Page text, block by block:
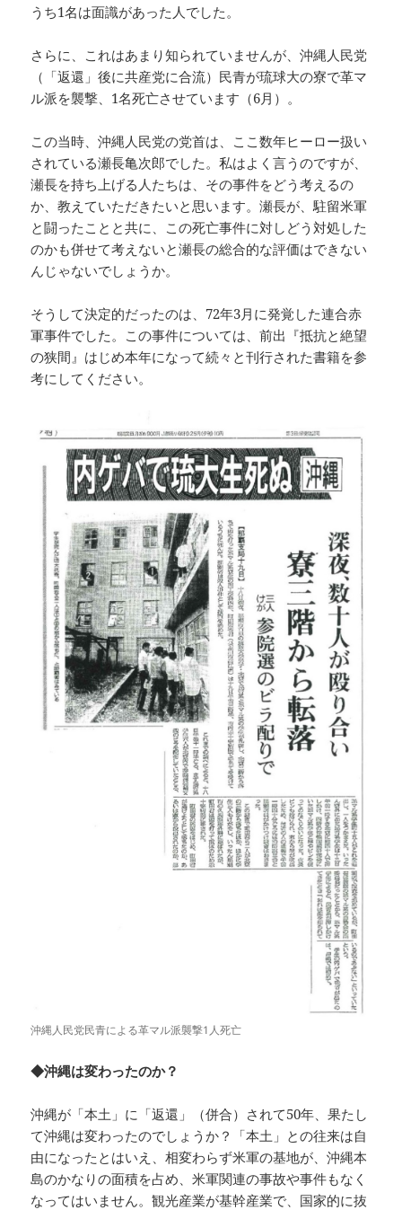
うち1名は面識があった人でした。
さらに、これはあまり知られていませんが、沖縄人民党
（「返還」後に共産党に合流）民青が琉球大の寮で革マ
ル派を襲撃、1名死亡させています（6月）。
この当時、沖縄人民党の党首は、ここ数年ヒーロー扱い
されている瀬長亀次郎でした。私はよく言うのですが、
瀬長を持ち上げる人たちは、その事件をどう考えるの
か、教えていただきたいと思います。瀬長が、駐留米軍
と闘ったことと共に、この死亡事件に対しどう対処した
のかも併せて考えないと瀬長の総合的な評価はできない
んじゃないでしょうか。
そうして決定的だったのは、72年3月に発覚した連合赤
軍事件でした。この事件については、前出『抵抗と絶望
の狭間』はじめ本年になって続々と刊行された書籍を参
考にしてください。
沖縄人民党民青による革マル派襲撃1人死亡
◆沖縄は変わったのか？
沖縄が「本土」に「返還」（併合）されて50年、果たし
て沖縄は変わったのでしょうか？「本土」との往来は自
由になったとはいえ、相変わらず米軍の基地が、沖縄本
島のかなりの面積を占め、米軍関連の事故や事件もなく
なってはいません。観光産業が基幹産業で、国家的に抜